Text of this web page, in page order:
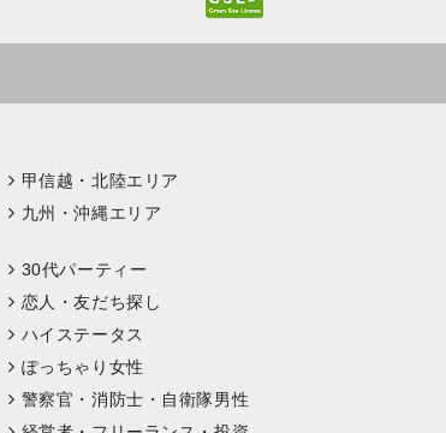
甲信越・北陸エリア
九州・沖縄エリア
30代パーティー
恋人・友だち探し
ハイステータス
ぽっちゃり女性
警察官・消防士・自衛隊男性